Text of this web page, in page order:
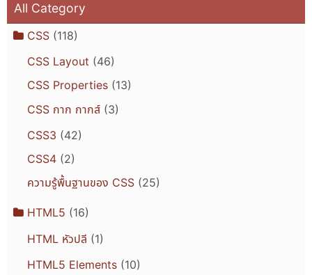
All Category
CSS(118)
CSS Layout (46)
CSS Properties(13)
CSS กาก กากส์(3)
CSS3 (42)
CSS4(2)
ความรู้พื้นฐานของ CSS(25)
HTML5 (16)
HTML หัวปลี (1)
HTML5 Elements(10)